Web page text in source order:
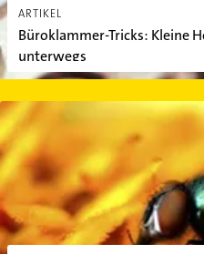
ARTIKEL
Büroklammer-Tricks: Kleine
unterwegs
Fliegen vertreiben: 5 Hausmittel